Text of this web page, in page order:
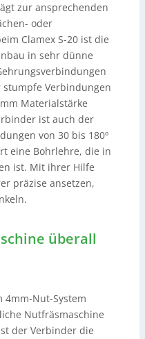
zur ansprechenden
oder
Clamex S-20 ist die
in sehr dünne
Verbindungen
Materialstärke
ist auch der
von 30 bis 180º
eine Bohrlehre, die in
ist. Mit ihrer Hilfe
präzise ansetzen,
überall
4mm-Nut-System
Nutfräsmaschine
der Verbinder die